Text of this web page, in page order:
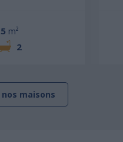
m²
2
maisons